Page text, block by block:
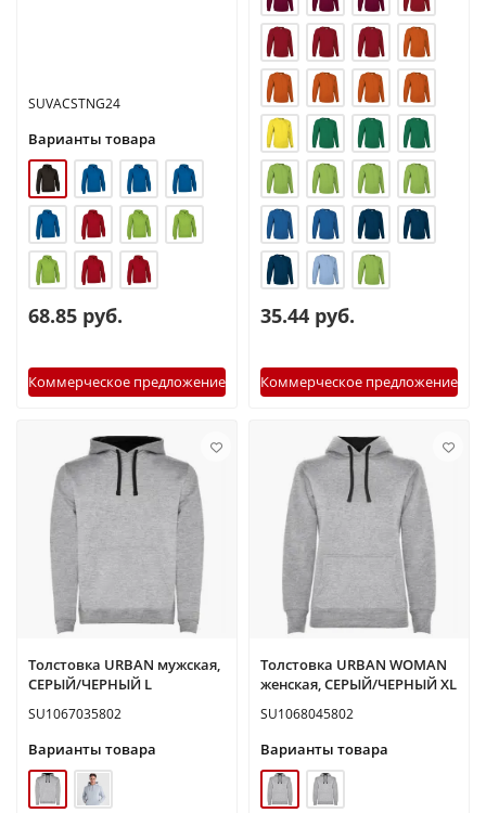
SUVACSTNG24
Варианты товара
68.85 руб.
Коммерческое предложение
35.44 руб.
Коммерческое предложение
Толстовка URBAN мужская,
СЕРЫЙ/ЧЕРНЫЙ L
SU1067035802
Варианты товара
Толстовка URBAN WOMAN
женская, СЕРЫЙ/ЧЕРНЫЙ XL
SU1068045802
Варианты товара